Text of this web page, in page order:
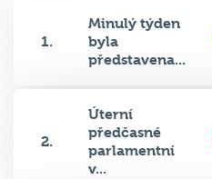
1.
Minulý týden
byla
představena...
2.
Úterní
předčasné
parlamentní
v...